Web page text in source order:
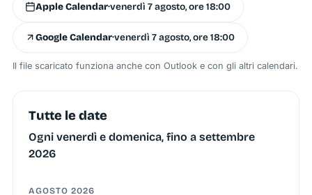
Apple Calendar·venerdì 7 agosto, ore 18:00
Google Calendar·venerdì 7 agosto, ore 18:00
Il file scaricato funziona anche con Outlook e con gli altri calendari.
Tutte le date
Ogni venerdì e domenica, fino a settembre
2026
AGOSTO 2026